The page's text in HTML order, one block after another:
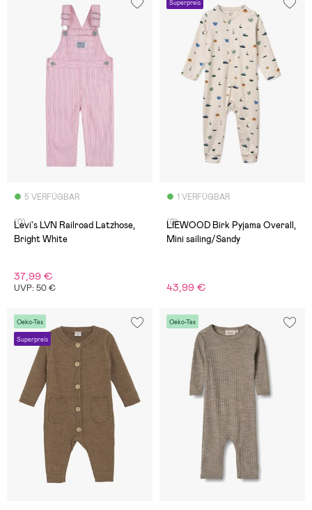
5 VERFÜGBAR
(0)
Levi's LVN Railroad Latzhose,
Bright White
37,99 €
UVP: 50 €
Superpreis
1 VERFÜGBAR
(0)
LIEWOOD Birk Pyjama Overall,
Mini sailing/Sandy
43,99 €
Oeko-Tex
Superpreis
Oeko-Tex